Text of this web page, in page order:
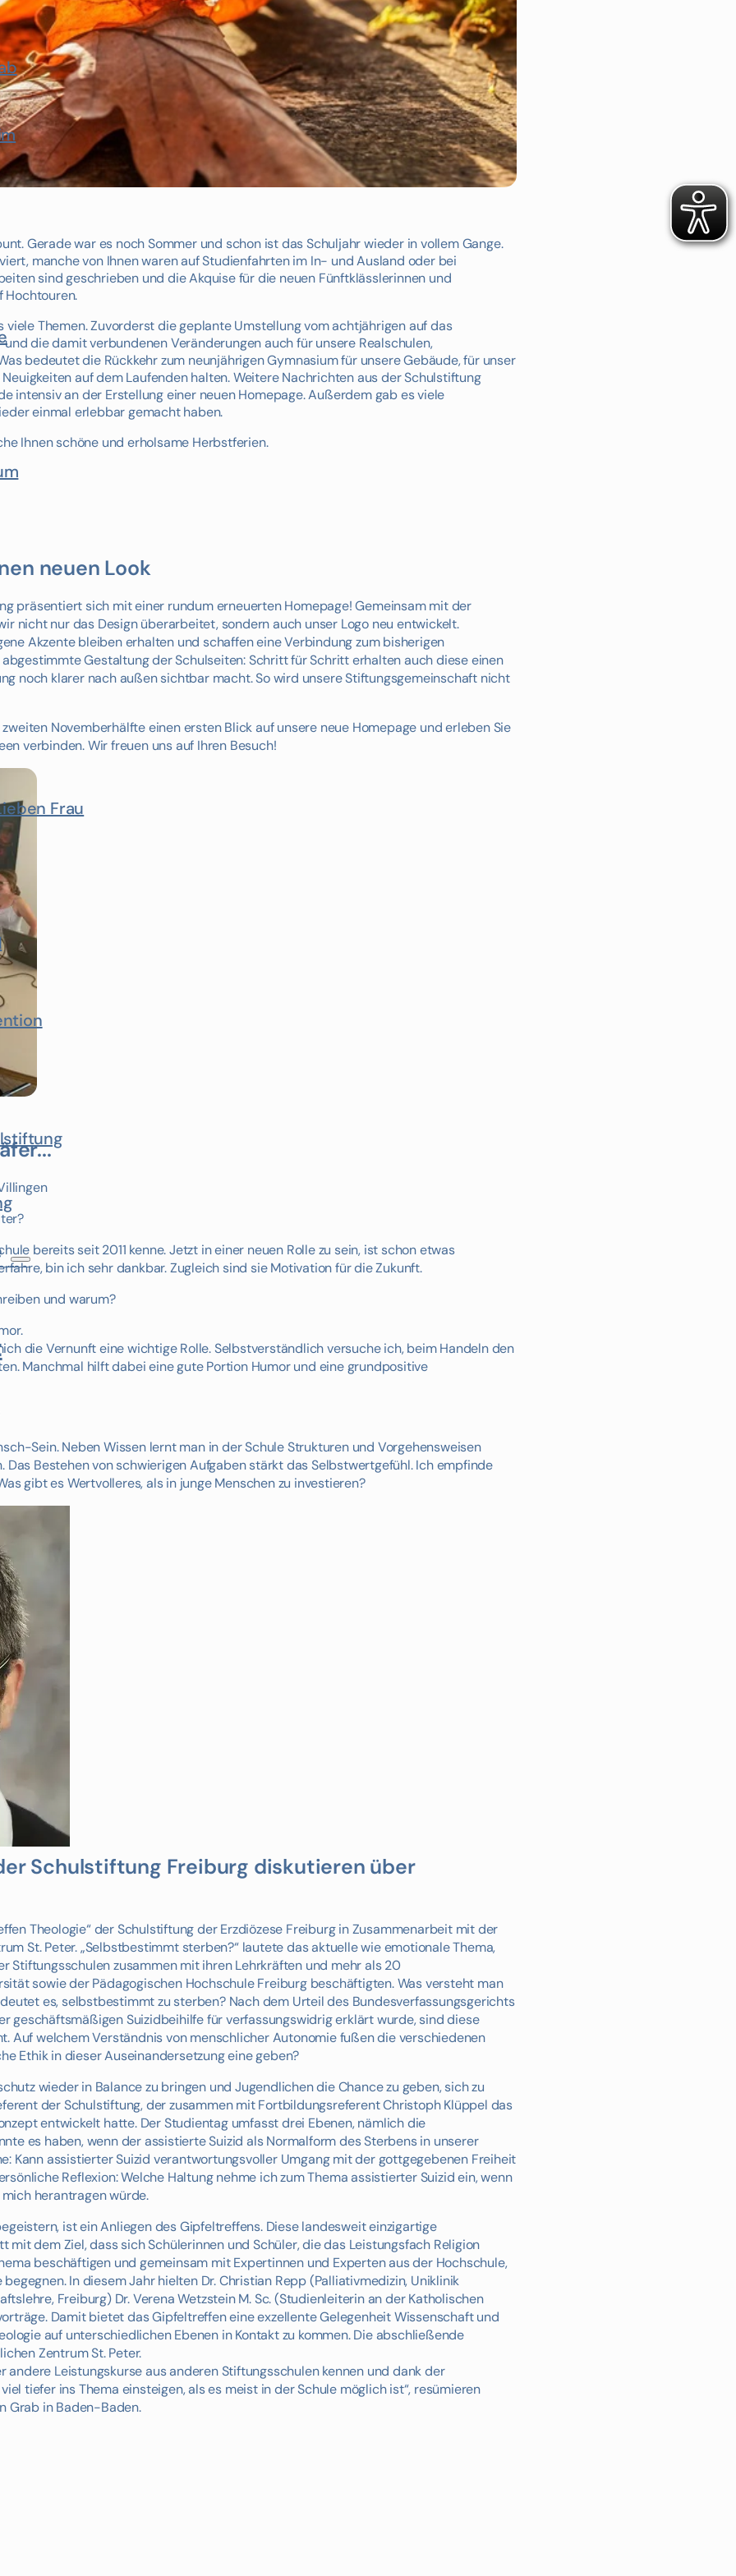
Frau
Gerade war es noch Sommer und schon ist das Schuljahr wieder in vollem Gange.
manche von Ihnen waren auf Studienfahrten im In- und Ausland oder bei
sind geschrieben und die Akquise für die neuen Fünftklässlerinnen und
Hochtouren.
Themen. Zuvorderst die geplante Umstellung vom achtjährigen auf das
die damit verbundenen Veränderungen auch für unsere Realschulen,
bedeutet die Rückkehr zum neunjährigen Gymnasium für unsere Gebäude, für unser
auf dem Laufenden halten. Weitere Nachrichten aus der Schulstiftung
intensiv an der Erstellung einer neuen Homepage. Außerdem gab es viele
einmal erlebbar gemacht haben.
Ihnen schöne und erholsame Herbstferien.
neuen Look
präsentiert sich mit einer rundum erneuerten Homepage! Gemeinsam mit der
nicht nur das Design überarbeitet, sondern auch unser Logo neu entwickelt.
Akzente bleiben erhalten und schaffen eine Verbindung zum bisherigen
Gestaltung der Schulseiten: Schritt für Schritt erhalten auch diese einen
noch klarer nach außen sichtbar macht. So wird unsere Stiftungsgemeinschaft nicht
Novemberhälfte einen ersten Blick auf unsere neue Homepage und erleben Sie
verbinden. Wir freuen uns auf Ihren Besuch!
bereits seit 2011 kenne. Jetzt in einer neuen Rolle zu sein, ist schon etwas
bin ich sehr dankbar. Zugleich sind sie Motivation für die Zukunft.
und warum?
die Vernunft eine wichtige Rolle. Selbstverständlich versuche ich, beim Handeln den
Manchmal hilft dabei eine gute Portion Humor und eine grundpositive
Sein. Neben Wissen lernt man in der Schule Strukturen und Vorgehensweisen
Das Bestehen von schwierigen Aufgaben stärkt das Selbstwertgefühl. Ich empfinde
gibt es Wertvolleres, als in junge Menschen zu investieren?
Schulstiftung Freiburg diskutieren über
Theologie“ der Schulstiftung der Erzdiözese Freiburg in Zusammenarbeit mit der
St. Peter. „Selbstbestimmt sterben?“ lautete das aktuelle wie emotionale Thema,
Stiftungsschulen zusammen mit ihren Lehrkräften und mehr als 20
sowie der Pädagogischen Hochschule Freiburg beschäftigten. Was versteht man
es, selbstbestimmt zu sterben? Nach dem Urteil des Bundesverfassungsgerichts
geschäftsmäßigen Suizidbeihilfe für verfassungswidrig erklärt wurde, sind diese
Auf welchem Verständnis von menschlicher Autonomie fußen die verschiedenen
Ethik in dieser Auseinandersetzung eine geben?
wieder in Balance zu bringen und Jugendlichen die Chance zu geben, sich zu
der Schulstiftung, der zusammen mit Fortbildungsreferent Christoph Klüppel das
entwickelt hatte. Der Studientag umfasst drei Ebenen, nämlich die
es haben, wenn der assistierte Suizid als Normalform des Sterbens in unserer
Kann assistierter Suizid verantwortungsvoller Umgang mit der gottgegebenen Freiheit
Reflexion: Welche Haltung nehme ich zum Thema assistierter Suizid ein, wenn
herantragen würde.
ist ein Anliegen des Gipfeltreffens. Diese landesweit einzigartige
dem Ziel, dass sich Schülerinnen und Schüler, die das Leistungsfach Religion
beschäftigen und gemeinsam mit Expertinnen und Experten aus der Hochschule,
In diesem Jahr hielten Dr. Christian Repp (Palliativmedizin, Uniklinik
Freiburg) Dr. Verena Wetzstein M. Sc. (Studienleiterin an der Katholischen
Damit bietet das Gipfeltreffen eine exzellente Gelegenheit Wissenschaft und
auf unterschiedlichen Ebenen in Kontakt zu kommen. Die abschließende
Zentrum St. Peter.
andere Leistungskurse aus anderen Stiftungsschulen kennen und dank der
tiefer ins Thema einsteigen, als es meist in der Schule möglich ist“, resümieren
Grab in Baden-Baden.